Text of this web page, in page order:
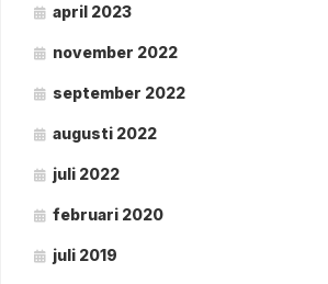
april 2023
november 2022
september 2022
augusti 2022
juli 2022
februari 2020
juli 2019